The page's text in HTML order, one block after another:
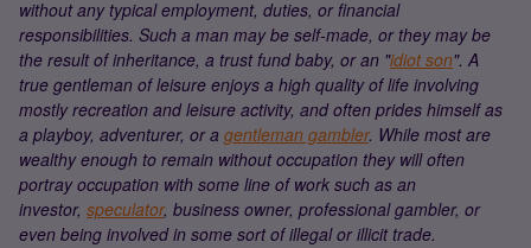
without any typical employment, duties, or financial
responsibilities. Such a man may be self-made, or they may be
the result of inheritance, a trust fund baby, or an "idiot son". A
true gentleman of leisure enjoys a high quality of life involving
mostly recreation and leisure activity, and often prides himself as
a playboy, adventurer, or a gentleman gambler. While most are
wealthy enough to remain without occupation they will often
portray occupation with some line of work such as an
investor, speculator, business owner, professional gambler, or
even being involved in some sort of illegal or illicit trade.